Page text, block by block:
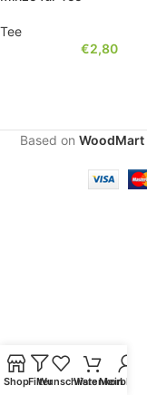
Tee
€2,80
Based on WoodMart
ShopFilter
WunschlisteWarenkorb
Mein